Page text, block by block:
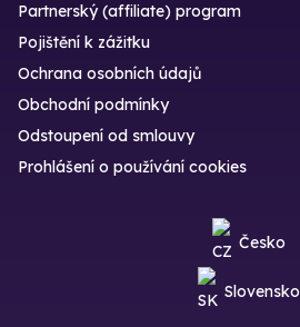
Partnerský (affiliate) program
Pojištění k zážitku
Ochrana osobních údajů
Obchodní podmínky
Odstoupení od smlouvy
Prohlášení o používání cookies
Česko
Slovensko